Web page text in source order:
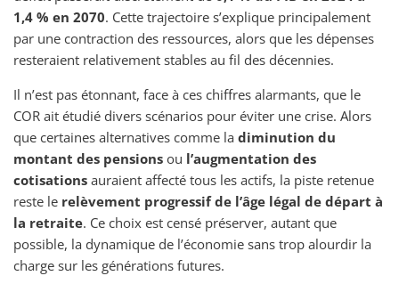
1,4 % en 2070. Cette trajectoire s’explique principalement
par une contraction des ressources, alors que les dépenses
resteraient relativement stables au fil des décennies.
Il n’est pas étonnant, face à ces chiffres alarmants, que le
COR ait étudié divers scénarios pour éviter une crise. Alors
que certaines alternatives comme la diminution du
montant des pensions ou l’augmentation des
cotisations auraient affecté tous les actifs, la piste retenue
reste le relèvement progressif de l’âge légal de départ à
la retraite. Ce choix est censé préserver, autant que
possible, la dynamique de l’économie sans trop alourdir la
charge sur les générations futures.